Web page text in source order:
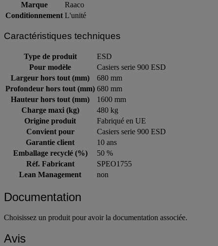
Marque
Raaco
Conditionnement L'unité
Caractéristiques techniques
Type de produit
ESD
Pour modèle
Casiers serie 900 ESD
Largeur hors tout (mm)
680 mm
Profondeur hors tout (mm) 680 mm
Hauteur hors tout (mm)
1600 mm
Charge maxi (kg)
480 kg
Origine produit
Fabriqué en UE
Convient pour
Casiers serie 900 ESD
Garantie client
10 ans
Emballage recyclé (%)
50 %
Réf. Fabricant
SPEO1755
Lean Management
non
Documentation
Choisissez un produit pour avoir la documentation associée.
Avis